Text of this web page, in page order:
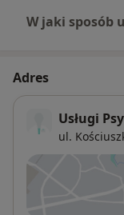
W jaki sposób
Adres
Usługi
ul.